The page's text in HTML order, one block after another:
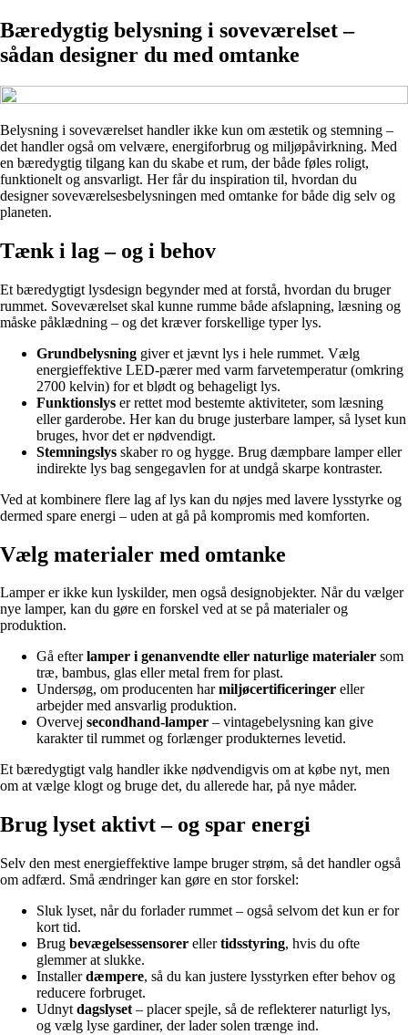
Bæredygtig belysning i soveværelset –
sådan designer du med omtanke
Belysning i soveværelset handler ikke kun om æstetik og stemning –
det handler også om velvære, energiforbrug og miljøpåvirkning. Med
en bæredygtig tilgang kan du skabe et rum, der både føles roligt,
funktionelt og ansvarligt. Her får du inspiration til, hvordan du
designer soveværelsesbelysningen med omtanke for både dig selv og
planeten.
Tænk i lag – og i behov
Et bæredygtigt lysdesign begynder med at forstå, hvordan du bruger
rummet. Soveværelset skal kunne rumme både afslapning, læsning og
måske påklædning – og det kræver forskellige typer lys.
Grundbelysning giver et jævnt lys i hele rummet. Vælg
energieffektive LED-pærer med varm farvetemperatur (omkring
2700 kelvin) for et blødt og behageligt lys.
Funktionslys er rettet mod bestemte aktiviteter, som læsning
eller garderobe. Her kan du bruge justerbare lamper, så lyset kun
bruges, hvor det er nødvendigt.
Stemningslys skaber ro og hygge. Brug dæmpbare lamper eller
indirekte lys bag sengegavlen for at undgå skarpe kontraster.
Ved at kombinere flere lag af lys kan du nøjes med lavere lysstyrke og
dermed spare energi – uden at gå på kompromis med komforten.
Vælg materialer med omtanke
Lamper er ikke kun lyskilder, men også designobjekter. Når du vælger
nye lamper, kan du gøre en forskel ved at se på materialer og
produktion.
Gå efterlamper i genanvendte eller naturlige materialer som
træ, bambus, glas eller metal frem for plast.
Undersøg, om producenten harmiljøcertificeringer eller
arbejder med ansvarlig produktion.
Overvej secondhand-lamper – vintagebelysning kan give
karakter til rummet og forlænger produkternes levetid.
Et bæredygtigt valg handler ikke nødvendigvis om at købe nyt, men
om at vælge klogt og bruge det, du allerede har, på nye måder.
Brug lyset aktivt – og spar energi
Selv den mest energieffektive lampe bruger strøm, så det handler også
om adfærd. Små ændringer kan gøre en stor forskel:
Sluk lyset, når du forlader rummet – også selvom det kun er for
kort tid.
Brug bevægelsessensorer ellertidsstyring, hvis du ofte
glemmer at slukke.
Installerdæmpere, så du kan justere lysstyrken efter behov og
reducere forbruget.
Udnyt dagslyset – placer spejle, så de reflekterer naturligt lys,
og vælg lyse gardiner, der lader solen trænge ind.